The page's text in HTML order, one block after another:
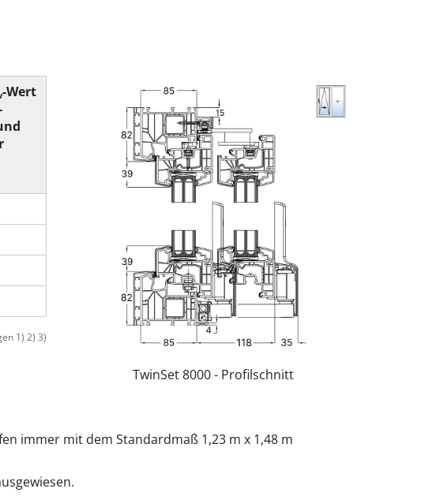
-Wert
1) 2) 3)
TwinSet 8000 - Profilschnitt
immer mit dem Standardmaß 1,23 m x 1,48 m